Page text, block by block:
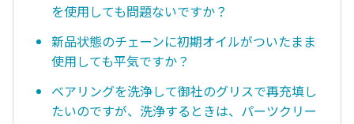
を使用しても問題ないですか？
新品状態のチェーンに初期オイルがついたまま
使用しても平気ですか？
ベアリングを洗浄して御社のグリスで再充填し
たいのですが、洗浄するときは、パーツクリー